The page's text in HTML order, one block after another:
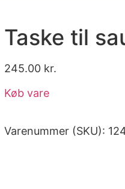
Taske til
245.00 kr.
Køb vare
Varenummer (SKU):